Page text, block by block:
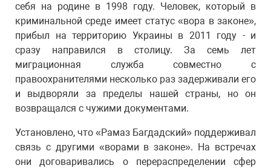
себя на родине в 1998 году. Человек, который в
криминальной среде имеет статус «вора в законе»,
прибыл на территорию Украины в 2011 году - и
сразу направился в столицу. За семь лет
миграционная служба совместно с
правоохранителями несколько раз задерживали его
и выдворяли за пределы нашей страны, но он
возвращался с чужими документами.
Установлено, что «Рамаз Багдадский» поддерживал
связь с другими «ворами в законе». На встречах
они договаривались о перераспределении сфер